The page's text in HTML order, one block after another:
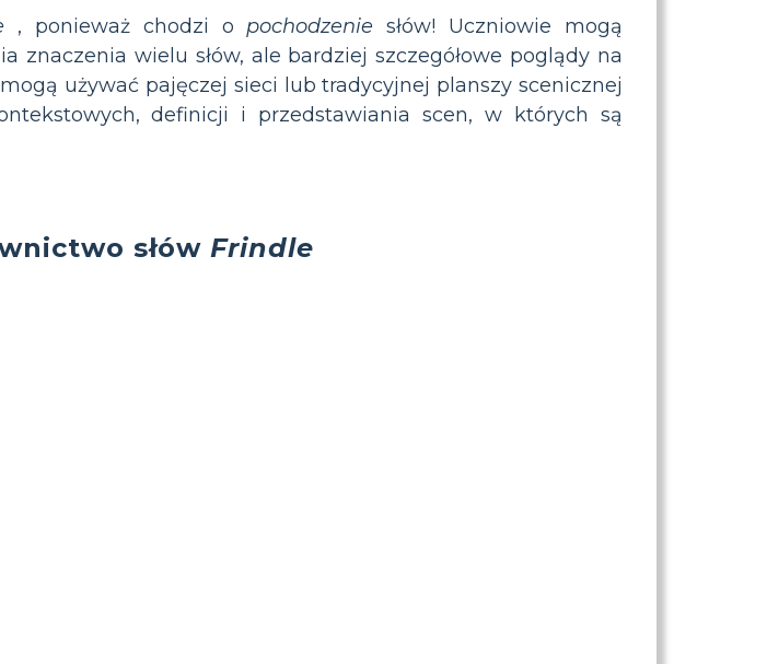
, ponieważ chodzi o pochodzenie słów! Uczniowie mogą
wielu słów, ale bardziej szczegółowe poglądy na
używać pajęczej sieci lub tradycyjnej planszy scenicznej
definicji i przedstawiania scen, w których są
słów Frindle